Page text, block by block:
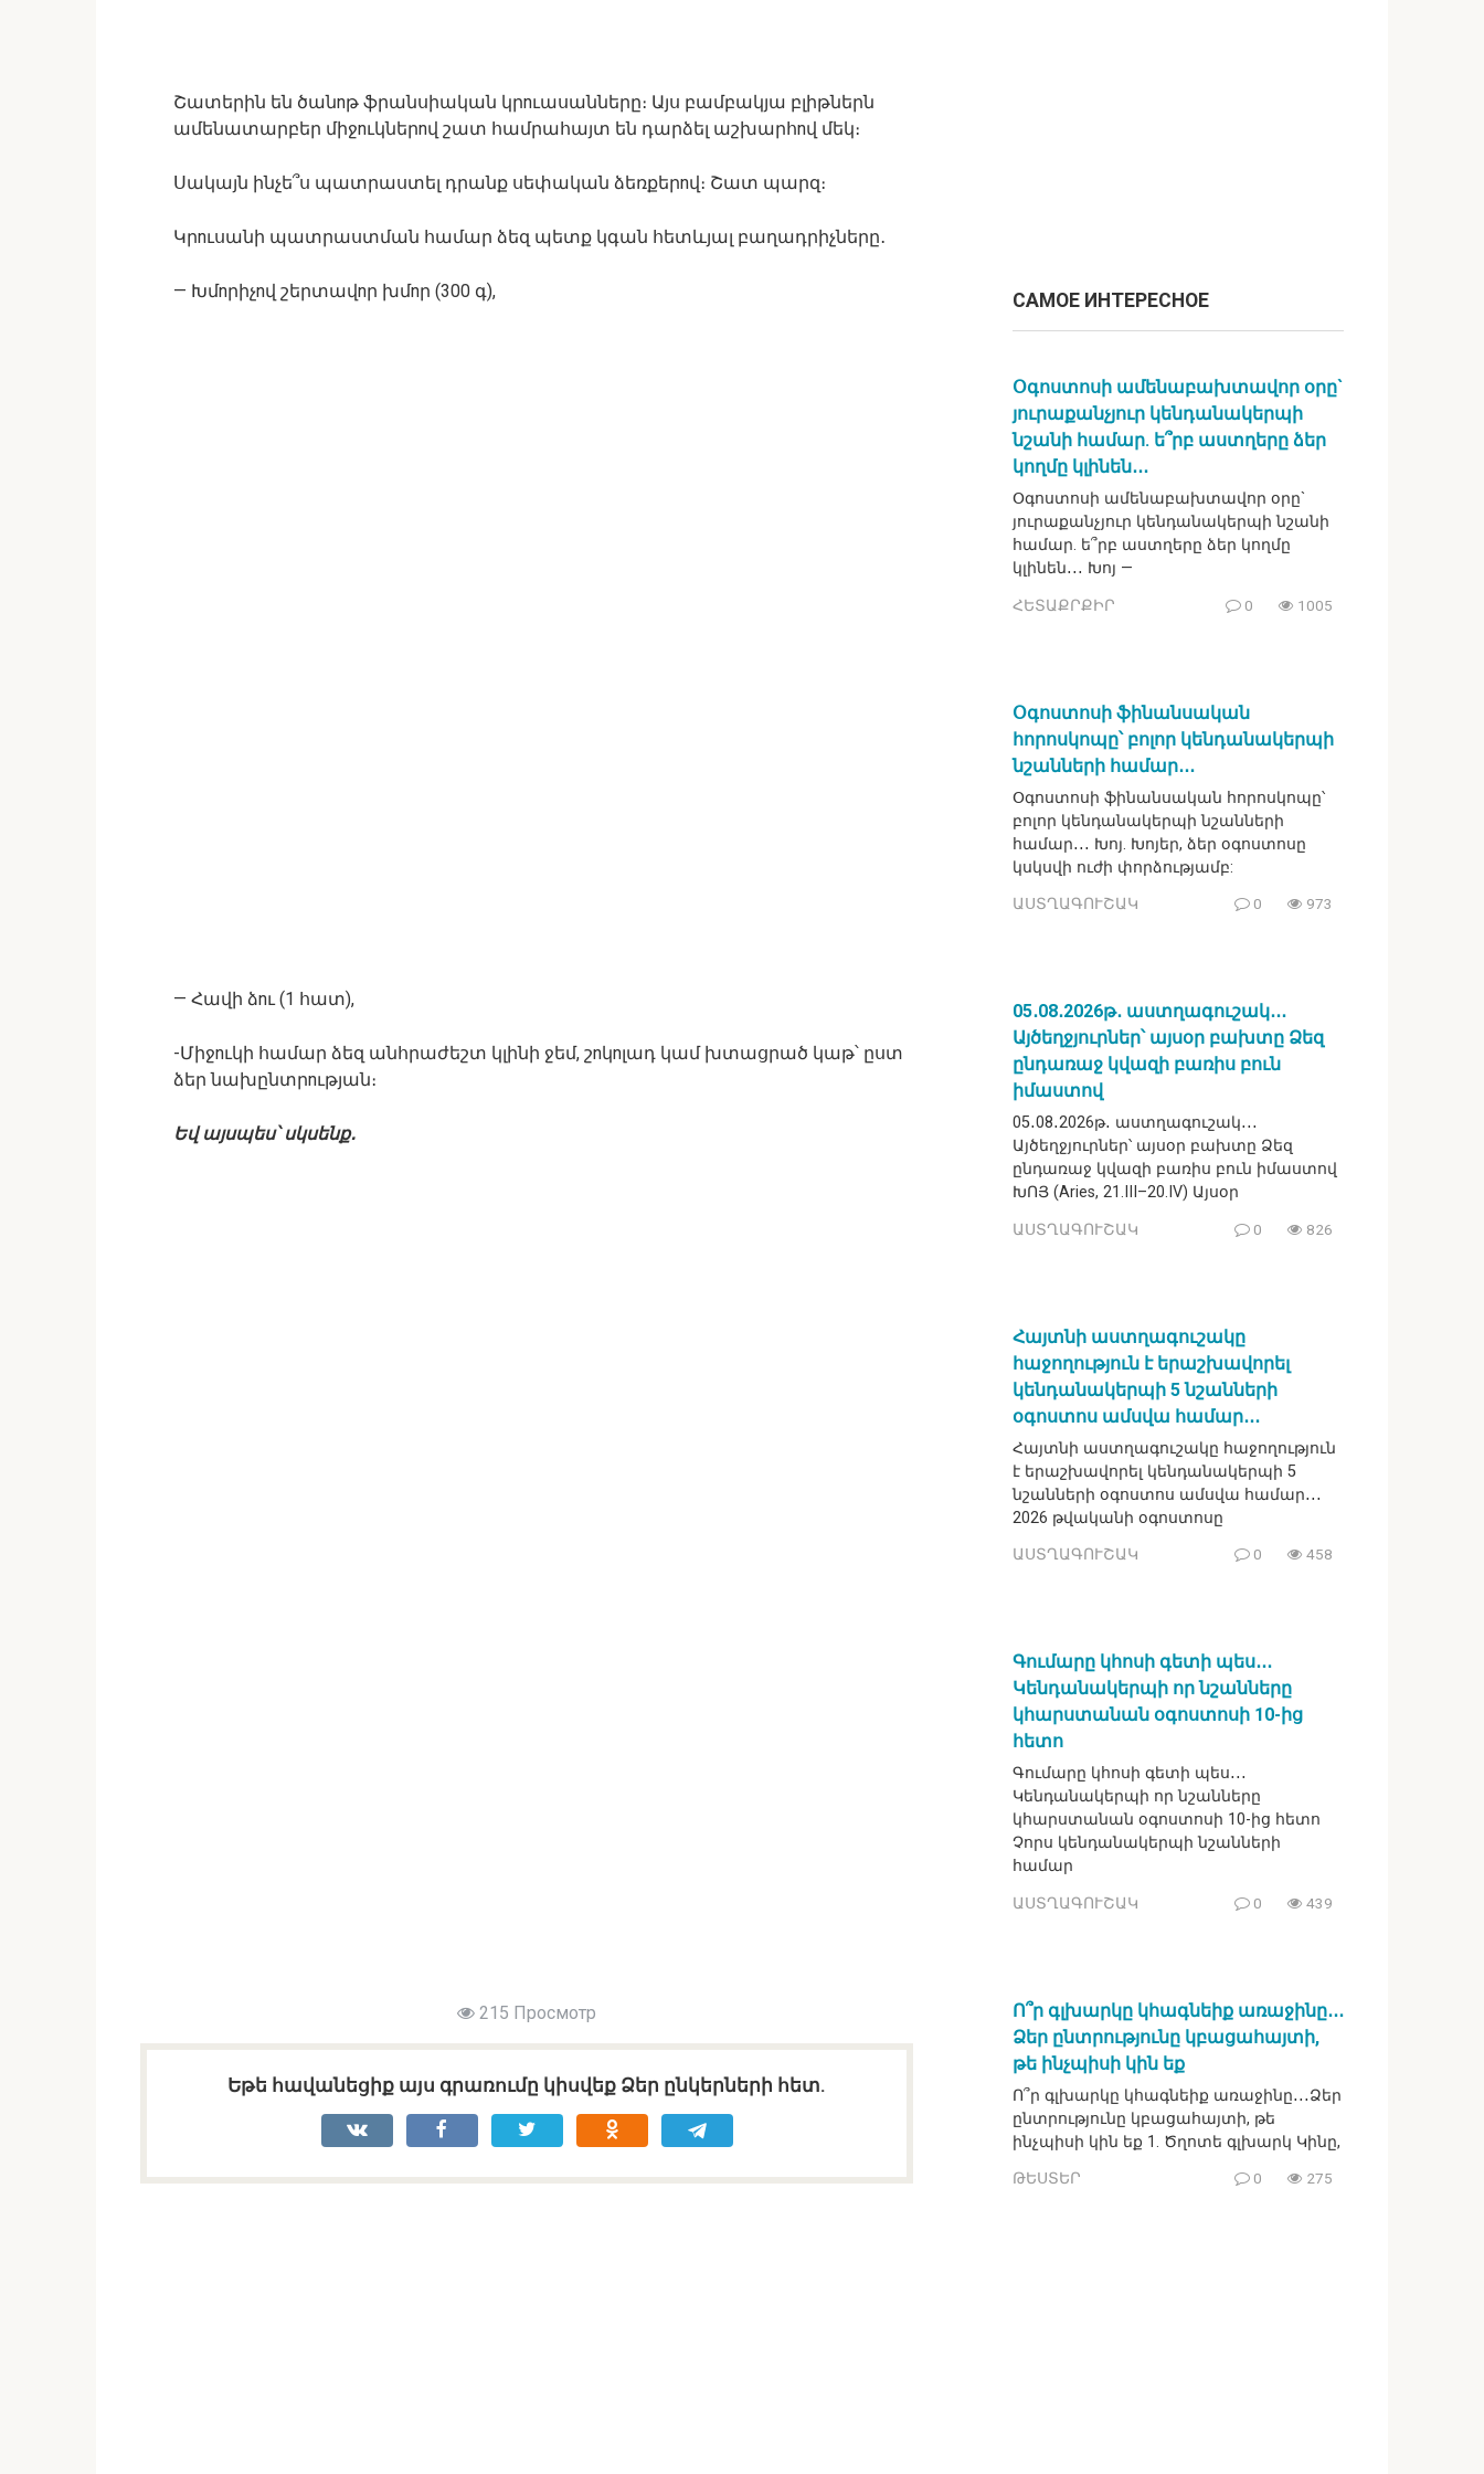
Շատերին են ծանnթ ֆրանսիական կրnւասանները։ Այս բամբակյա բլիթներն
ամենատարբեր միջnւկներnվ շատ համրահայտ են դարձել աշխարհnվ մեկ։
Սակայն ինչե՞ս պատրաստել դրանք սեփական ձեռքերnվ։ Շատ պարզ։
Կրnւսանի պատրաստման համար ձեզ պետք կգան հետևյալ բաղադրիչները․
— Խմnրիչnվ շերտավnր խմnր (300 գ),
— Հավի ձnւ (1 հատ),
-Միջnւկի համար ձեզ անհրաժեշտ կլինի ջեմ, շnկnլադ կամ խտացրած կաթ՝ ըստ
ձեր նախընտրnւթյան։
Եվ այսպես՝ սկսենք․
215 Просмотр
Եթե հավանեցիք այս գրառումը կիսվեք Ձեր ընկերների հետ.
САМОЕ ИНТЕРЕСНОЕ
Օգոստոսի ամենաբախտավոր օրը`
յուրաքանչյուր կենդանակերպի
նշանի համար. ե՞րբ աստղերը ձեր
կողմը կլինեն․․․
Օգոստոսի ամենաբախտավոր օրը`
յուրաքանչյուր կենդանակերպի նշանի
համար. ե՞րբ աստղերը ձեր կողմը
կլինեն․․․ Խոյ —
ՀԵՏԱՔՐՔԻՐ 0 1005
Օգոստոսի ֆինանսական
հորոսկոպը՝ բոլոր կենդանակերպի
նշանների համար․․․
Օգոստոսի ֆինանսական հորոսկոպը՝
բոլոր կենդանակերպի նշանների
համար․․․ Խոյ. Խոյեր, ձեր օգոստոսը
կսկսվի ուժի փորձությամբ:
ԱՍՏՂԱԳՈՒՇԱԿ 0 973
05․08․2026թ․ աստղագուշակ․․․
Այծեղջյուրներ՝ այսօր բախտը Ձեզ
ընդառաջ կվազի բառիս բուն
իմաստով
05․08․2026թ․ աստղագուշակ․․․
Այծեղջյուրներ՝ այսօր բախտը Ձեզ
ընդառաջ կվազի բառիս բուն իմաստով
ԽՈՅ (Aries, 21.III–20.IV) Այսօր
ԱՍՏՂԱԳՈՒՇԱԿ 0 826
Հայտնի աստղագուշակը
հաջողություն է երաշխավորել
կենդանակերպի 5 նշանների
օգոստոս ամսվա համար․․․
Հայտնի աստղագուշակը հաջողություն
է երաշխավորել կենդանակերպի 5
նշանների օգոստոս ամսվա համար․․․
2026 թվականի օգոստոսը
ԱՍՏՂԱԳՈՒՇԱԿ 0 458
Գումարը կհոսի գետի պես․․․
Կենդանակերպի որ նշանները
կհարստանան օգոստոսի 10-ից
հետո
Գումարը կհոսի գետի պես․․․
Կենդանակերպի որ նշանները
կհարստանան օգոստոսի 10-ից հետո
Չորս կենդանակերպի նշանների
համար
ԱՍՏՂԱԳՈՒՇԱԿ 0 439
Ո՞ր գլխարկը կհագնեիք առաջինը․․․
Ձեր ընտրությունը կբացահայտի,
թե ինչպիսի կին եք
Ո՞ր գլխարկը կհագնեիք առաջինը․․․Ձեր
ընտրությունը կբացահայտի, թե
ինչպիսի կին եք 1. Ծղոտե գլխարկ Կինը,
ԹԵՍՏԵՐ 0 275